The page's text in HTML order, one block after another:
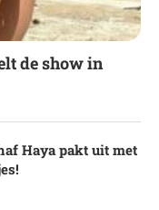
de show in
Haya pakt uit met